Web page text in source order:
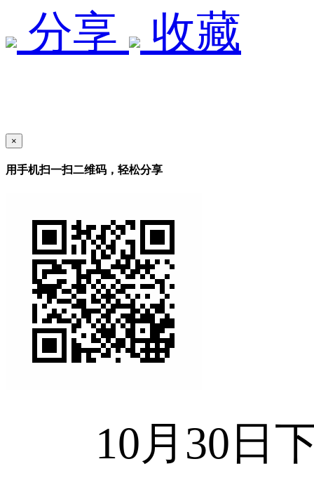
分享 收藏
×
用手机扫一扫二维码，轻松分享
10月30日下